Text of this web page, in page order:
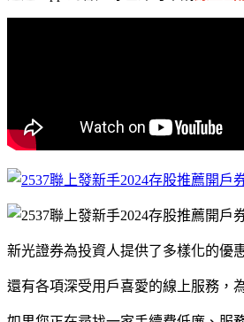
新光證券為投資人提供了多樣化的優
還有各項深受用戶喜愛的線上服務，